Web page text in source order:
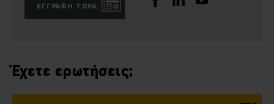
ΕΓΓΡΑΦΉ ΤΏΡΑ
Έχετε ερωτήσεις;